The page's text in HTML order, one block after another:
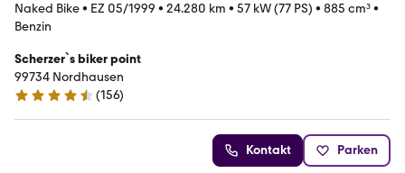
Naked Bike• EZ 05/1999 • 24.280 km • 57 kW (77 PS) • 885 cm³•
Benzin
Scherzer`s biker point
99734 Nordhausen
4.7 Sterne
(156)
Kontakt Parken